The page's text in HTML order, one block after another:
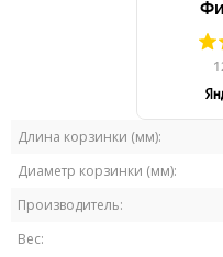
Длина корзинки (мм):
Диаметр корзинки (мм):
Производитель:
Вес: